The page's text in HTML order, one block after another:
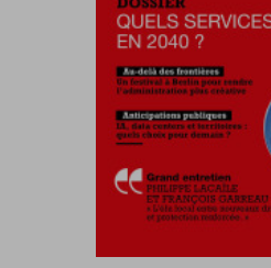
Numéros
Boutique
Qui sommes-nous ?